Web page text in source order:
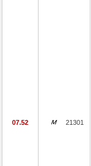
07.52 21301